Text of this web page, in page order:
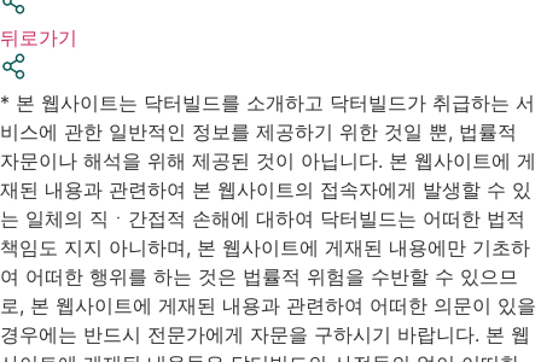
뒤로가기
* 본 웹사이트는 닥터빌드를 소개하고 닥터빌드가 취급하는 서
비스에 관한 일반적인 정보를 제공하기 위한 것일 뿐, 법률적
자문이나 해석을 위해 제공된 것이 아닙니다. 본 웹사이트에 게
재된 내용과 관련하여 본 웹사이트의 접속자에게 발생할 수 있
는 일체의 직ㆍ간접적 손해에 대하여 닥터빌드는 어떠한 법적
책임도 지지 아니하며, 본 웹사이트에 게재된 내용에만 기초하
여 어떠한 행위를 하는 것은 법률적 위험을 수반할 수 있으므
로, 본 웹사이트에 게재된 내용과 관련하여 어떠한 의문이 있을
경우에는 반드시 전문가에게 자문을 구하시기 바랍니다. 본 웹